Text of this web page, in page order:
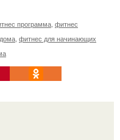
программа фитнес
фитнес для начинающих